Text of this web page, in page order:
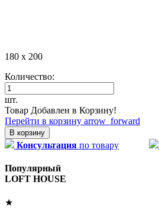
180 x 200
Количество:
шт.
Товар Добавлен в Корзину!
Перейти в корзину arrow_forward
В корзину
Консультация по товару
Популярный
LOFT HOUSE
★